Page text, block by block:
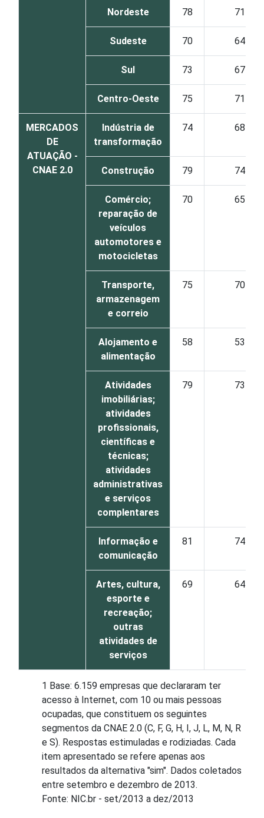
Nordeste 78 71
Sudeste 70 64
Sul 73 67
Centro-Oeste 75 71
MERCADOS
DE
ATUAÇÃO -
CNAE 2.0
Indústria de
transformação
74 68
Construção 79 74
Comércio;
reparação de
veículos
automotores e
motocicletas
70 65
Transporte,
armazenagem
e correio
75 70
Alojamento e
alimentação
58 53
Atividades
imobiliárias;
atividades
profissionais,
científicas e
técnicas;
atividades
administrativas
e serviços
complentares
79 73
Informação e
comunicação
81 74
Artes, cultura,
esporte e
recreação;
outras
atividades de
serviços
69 64
1 Base: 6.159 empresas que declararam ter
acesso à Internet, com 10 ou mais pessoas
ocupadas, que constituem os seguintes
segmentos da CNAE 2.0 (C, F, G, H, I, J, L, M, N, R
e S). Respostas estimuladas e rodiziadas. Cada
item apresentado se refere apenas aos
resultados da alternativa "sim". Dados coletados
entre setembro e dezembro de 2013.
Fonte: NIC.br - set/2013 a dez/2013